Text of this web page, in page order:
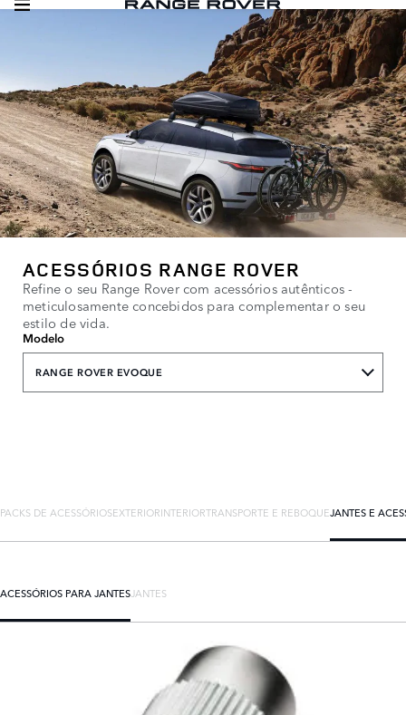
ACESSÓRIOS RANGE ROVER
Refine o seu Range Rover com acessórios autênticos -
meticulosamente concebidos para complementar o seu
estilo de vida.
Modelo
RANGE ROVER EVOQUE
PACKS DE ACESSÓRIOSEXTERIORINTERIORTRANSPORTE E REBOQUEJANTES E
ACESSÓRIOS PARA JANTESJANTES